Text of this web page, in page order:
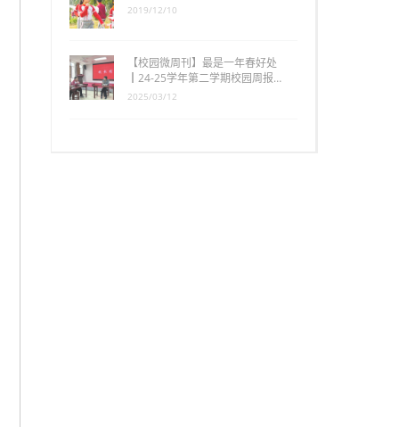
2019/12/10
【校园微周刊】最是一年春好处
┃24-25学年第二学期校园周报…
2025/03/12